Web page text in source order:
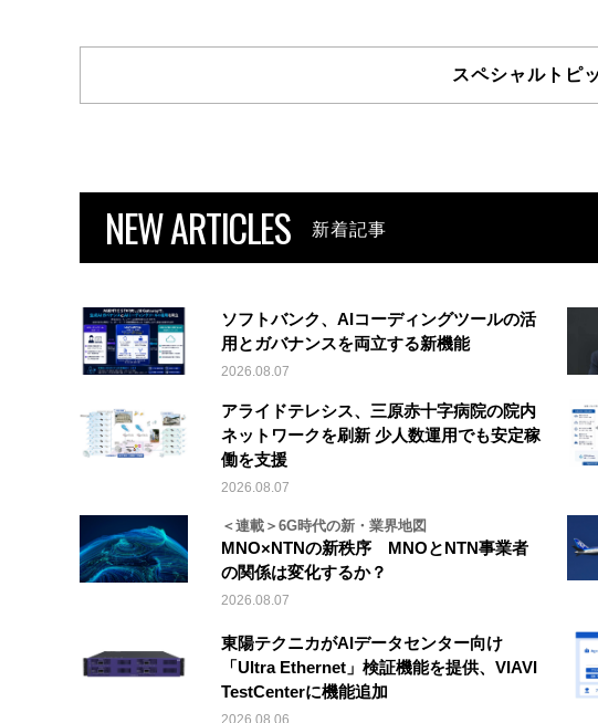
スペシャルトピ
NEW ARTICLES 新着記事
ソフトバンク、AIコーディングツールの活
用とガバナンスを両立する新機能
2026.08.07
アライドテレシス、三原赤十字病院の院内
ネットワークを刷新 少人数運用でも安定稼
働を支援
2026.08.07
＜連載＞6G時代の新・業界地図
MNO×NTNの新秩序 MNOとNTN事業者
の関係は変化するか？
2026.08.07
東陽テクニカがAIデータセンター向け
「Ultra Ethernet」検証機能を提供、VIAVI
TestCenterに機能追加